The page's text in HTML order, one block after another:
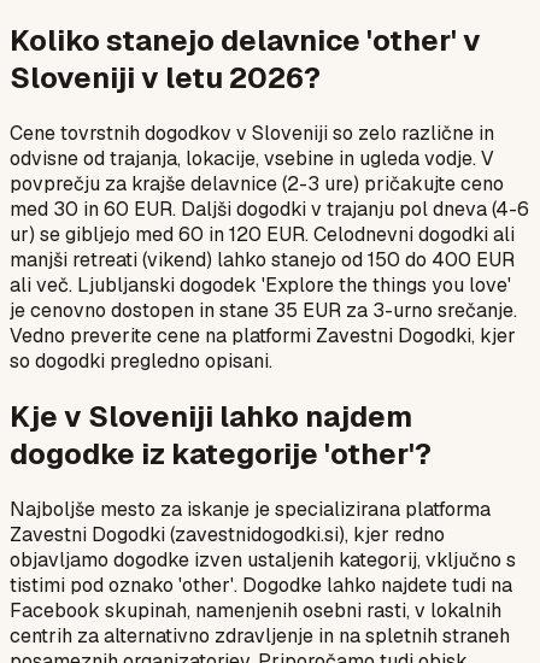
Koliko stanejo delavnice 'other' v
Sloveniji v letu 2026?
Cene tovrstnih dogodkov v Sloveniji so zelo različne in
odvisne od trajanja, lokacije, vsebine in ugleda vodje. V
povprečju za krajše delavnice (2-3 ure) pričakujte ceno
med 30 in 60 EUR. Daljši dogodki v trajanju pol dneva (4-6
ur) se gibljejo med 60 in 120 EUR. Celodnevni dogodki ali
manjši retreati (vikend) lahko stanejo od 150 do 400 EUR
ali več. Ljubljanski dogodek 'Explore the things you love'
je cenovno dostopen in stane 35 EUR za 3-urno srečanje.
Vedno preverite cene na platformi Zavestni Dogodki, kjer
so dogodki pregledno opisani.
Kje v Sloveniji lahko najdem
dogodke iz kategorije 'other'?
Najboljše mesto za iskanje je specializirana platforma
Zavestni Dogodki (zavestnidogodki.si), kjer redno
objavljamo dogodke izven ustaljenih kategorij, vključno s
tistimi pod oznako 'other'. Dogodke lahko najdete tudi na
Facebook skupinah, namenjenih osebni rasti, v lokalnih
centrih za alternativno zdravljenje in na spletnih straneh